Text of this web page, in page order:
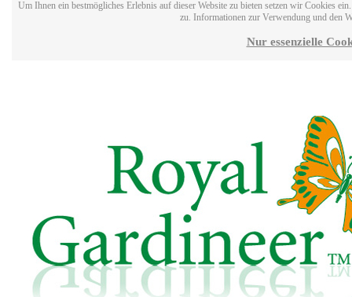
Um Ihnen ein bestmögliches Erlebnis auf dieser Website zu bieten setzen wir Cookies
zu. Informationen zur Verwendung und den
Nur essenzielle